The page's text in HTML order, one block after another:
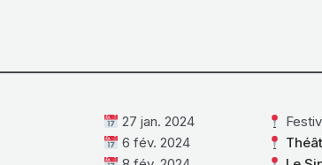
27 jan. 2024
6 fév. 2024